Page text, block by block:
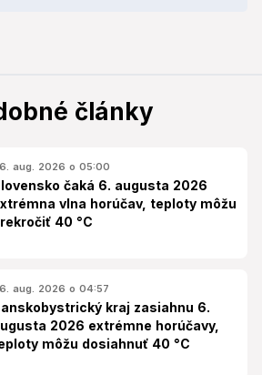
články
aug. 2026 o 05:00
čaká 6. augusta 2026
vlna horúčav, teploty môžu
40 °C
aug. 2026 o 04:57
kraj zasiahnu 6.
2026 extrémne horúčavy,
môžu dosiahnuť 40 °C